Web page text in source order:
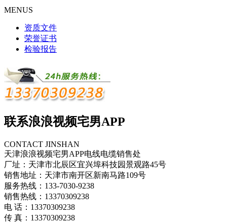
MENUS
资质文件
荣誉证书
检验报告
联系浪浪视频宅男APP
CONTACT JINSHAN
天津浪浪视频宅男APP电线电缆销售处
厂址：天津市北辰区宜兴埠科技园景观路45号
销售地址：天津市南开区新南马路109号
服务热线：133-7030-9238
销售热线：13370309238
电 话：13370309238
传 真：13370309238